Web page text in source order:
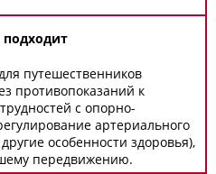
путешественников
противопоказаний к
с опорно-
артериального
особенности здоровья),
передвижению.